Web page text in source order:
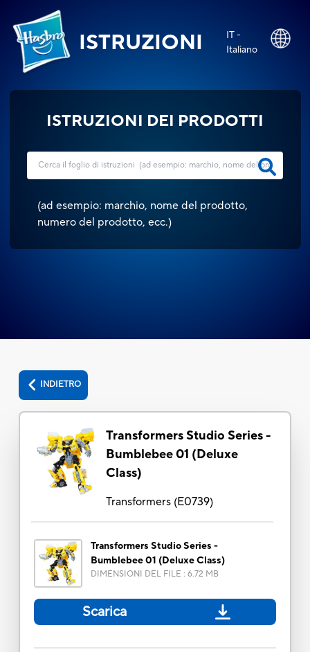
ISTRUZIONI
IT -
Italiano
ISTRUZIONI DEI PRODOTTI
(ad esempio: marchio, nome del prodotto,
numero del prodotto, ecc.)
INDIETRO
Transformers Studio Series -
Bumblebee 01 (Deluxe
Class)
Transformers(E0739)
Transformers Studio Series -
Bumblebee 01 (Deluxe Class)
DIMENSIONI DEL FILE : 6.72 MB
Scarica